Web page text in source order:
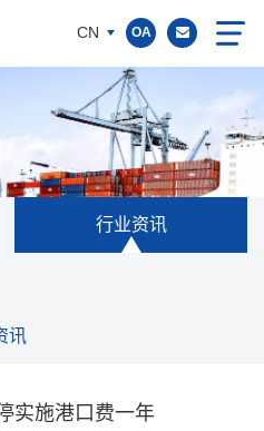
CN OA
行业资讯
讯
实施港口费一年